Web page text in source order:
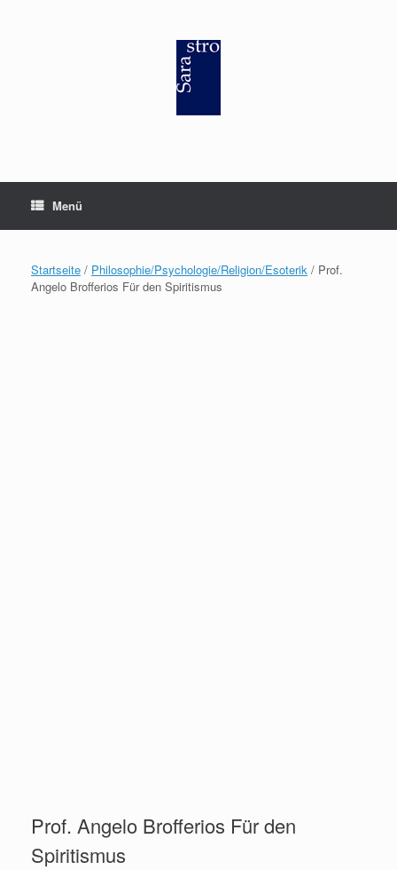
Menü
Startseite / Philosophie/Psychologie/Religion/Esoterik / Prof.
Angelo Brofferios Für den Spiritismus
Prof. Angelo Brofferios Für den
Spiritismus